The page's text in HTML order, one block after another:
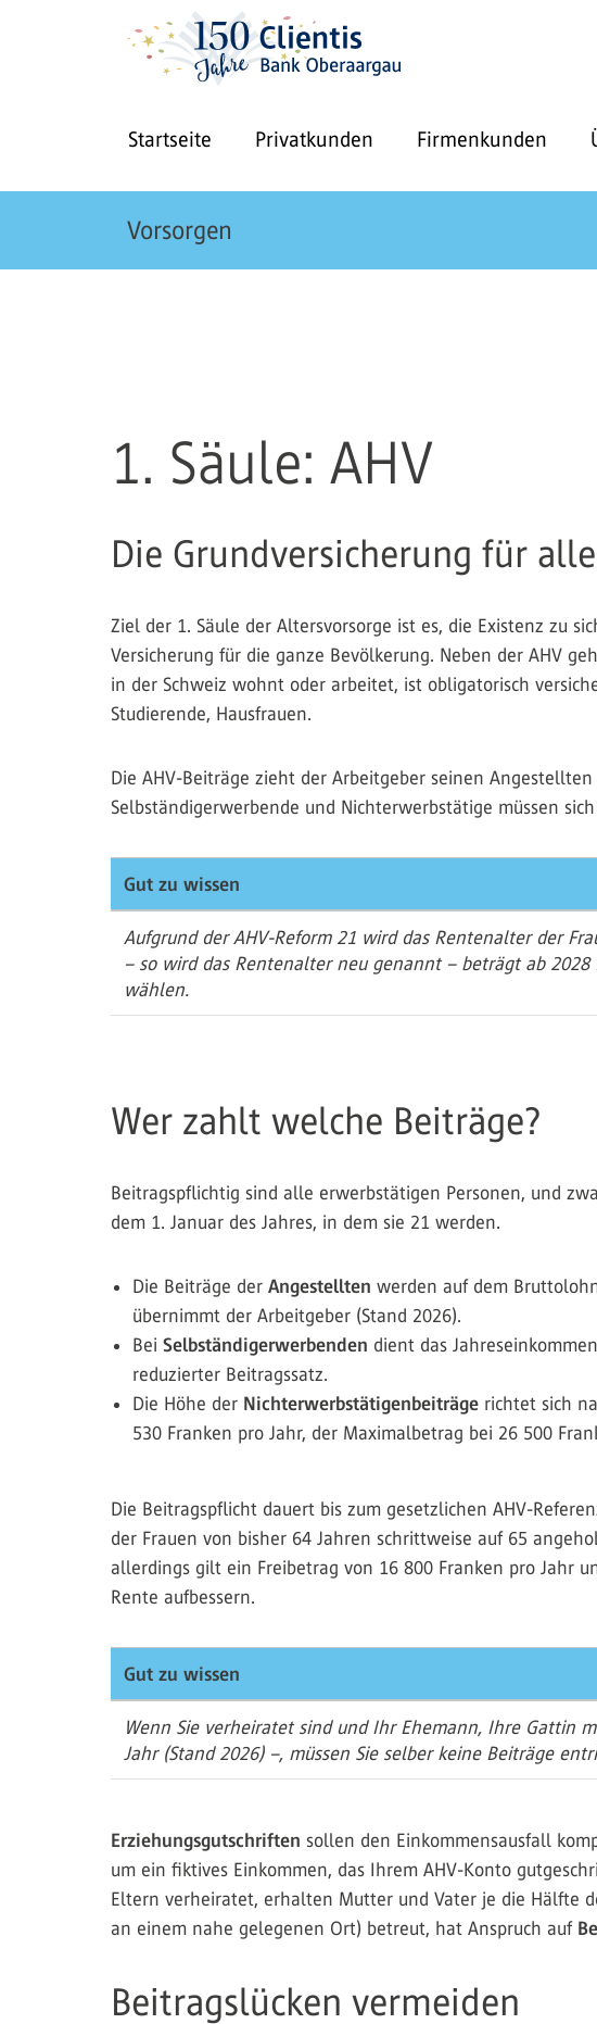
Startseite Privatkunden Firmenkunden
Vorsorgen
1. Säule: AHV
Die Grundversicherung für alle
Ziel der 1. Säule der Altersvorsorge ist es, die Existenz zu
Versicherung für die ganze Bevölkerung. Neben der AHV
in der Schweiz wohnt oder arbeitet, ist obligatorisch
Studierende, Hausfrauen.
Die AHV-Beiträge zieht der Arbeitgeber seinen
Selbständigerwerbende und Nichterwerbstätige müssen
Gut zu wissen
Aufgrund der AHV-Reform 21 wird das Rentenalter der
– so wird das Rentenalter neu genannt – beträgt ab
wählen.
Wer zahlt welche Beiträge?
Beitragspflichtig sind alle erwerbstätigen Personen, und
dem 1. Januar des Jahres, in dem sie 21 werden.
Die Beiträge der Angestellten werden auf dem
übernimmt der Arbeitgeber (Stand 2026).
Bei Selbständigerwerbenden dient das
reduzierter Beitragssatz.
Die Höhe der Nichterwerbstätigenbeiträge richtet sich
530 Franken pro Jahr, der Maximalbetrag bei 26 500
Die Beitragspflicht dauert bis zum gesetzlichen AHV-
der Frauen von bisher 64 Jahren schrittweise auf 65
allerdings gilt ein Freibetrag von 16 800 Franken pro Jahr
Rente aufbessern.
Gut zu wissen
Wenn Sie verheiratet sind und Ihr Ehemann, Ihre Gattin
Jahr (Stand 2026) –, müssen Sie selber keine Beiträge
Erziehungsgutschriften sollen den Einkommensausfall
um ein fiktives Einkommen, das Ihrem AHV-Konto
Eltern verheiratet, erhalten Mutter und Vater je die Hälfte
an einem nahe gelegenen Ort) betreut, hat Anspruch auf
Beitragslücken vermeiden